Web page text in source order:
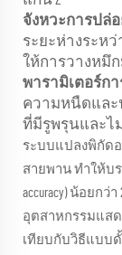
จังหวะการปล่อ
ระยะห่างระห
ให้การวางหมึ
พารามิเตอร์การ
ความหนืดและ
ที่มีรูพรุนและไ
ระบบแปลงพิกัด
สายพาน ทำให้บ
accuracy) น้อยก
อุตสาหกรรมแสด
เทียบกับวิธีแบบ